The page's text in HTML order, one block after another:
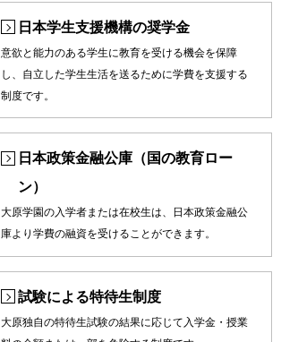
日本学生支援機構の奨学金
意欲と能力のある学生に教育を受ける機会を保障
し、自立した学生生活を送るために学費を支援する
制度です。
日本政策金融公庫（国の教育ロー
ン）
大原学園の入学者または在校生は、日本政策金融公
庫より学費の融資を受けることができます。
試験による特待生制度
大原独自の特待生試験の結果に応じて入学金・授業